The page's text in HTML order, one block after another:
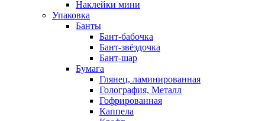
Наклейки мини
Упаковка
Банты
Бант-бабочка
Бант-звёздочка
Бант-шар
Бумага
Глянец, ламинированная
Голография, Металл
Гофрированная
Каппела